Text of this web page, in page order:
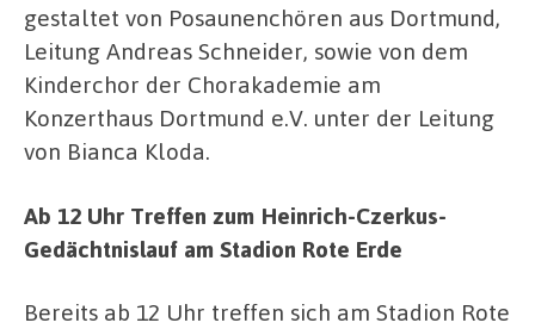
gestaltet von Posaunenchören aus Dortmund,
Leitung Andreas Schneider, sowie von dem
Kinderchor der Chorakademie am
Konzerthaus Dortmund e.V. unter der Leitung
von Bianca Kloda.
Ab 12 Uhr Treffen zum Heinrich-Czerkus-
Gedächtnislauf am Stadion Rote Erde
Bereits ab 12 Uhr treffen sich am Stadion Rote